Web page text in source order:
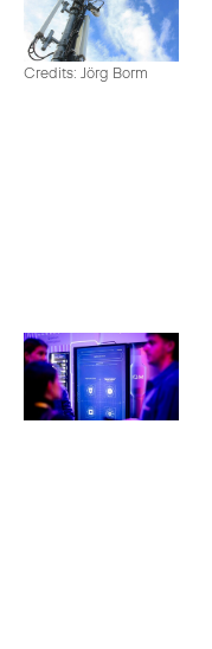
Credits: Jörg Borm